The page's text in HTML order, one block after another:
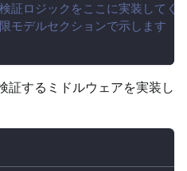
ロジックをここに実装してく
デルセクションで示します
証するミドルウェアを実装し